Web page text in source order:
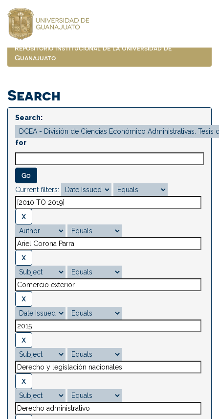
navigation
Repositorio Institucional de la Universidad de
Guanajuato
Search
Search:
for
Current filters: